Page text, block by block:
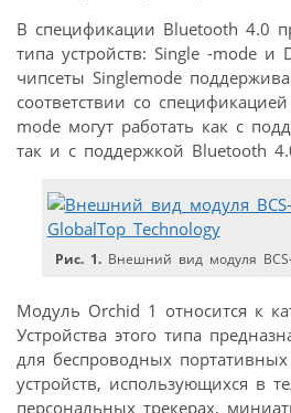
В спецификации Bluetooth 4.0
типа устройств: Single -mode и
чипсеты Singlemode
соответствии со
mode могут работать как с
так и с поддержкой Bluetooth
Рис. 1. Внешний вид модуля
Модуль Orchid 1 относится к
Устройства этого типа
для беспроводных
устройств, использующихся в
персональных трекерах,